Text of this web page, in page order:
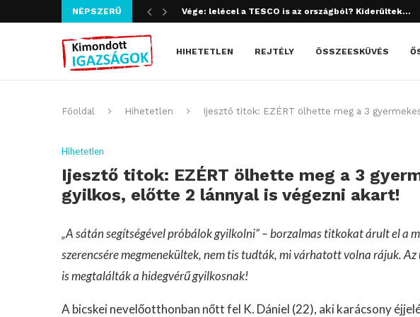
NÉPSZERŰ Szijjártó bűncselekményt követett el? Döbbenetes
HIHETETLEN REJTÉLY ÖSSZEESKÜVÉS
Főoldal Hihetetlen Ijesztő titok: EZÉRT ölhette meg a 3
Hihetetlen
Ijesztő titok: EZÉRT ölhette meg a 3
gyilkos, előtte 2 lánnyal is végezni akart!
„A sátán segítségével próbálok gyilkolni” – borzalmas titkokat árult el a
szerencsére megmenekültek, nem tis tudták, mi várhatott volna rájuk.
is megtalálták a hidegvérű gyilkosnak!
A bicskei nevelőotthonban nőtt fel K. Dániel (22), aki karácsony